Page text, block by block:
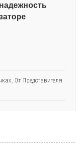
От Представителя